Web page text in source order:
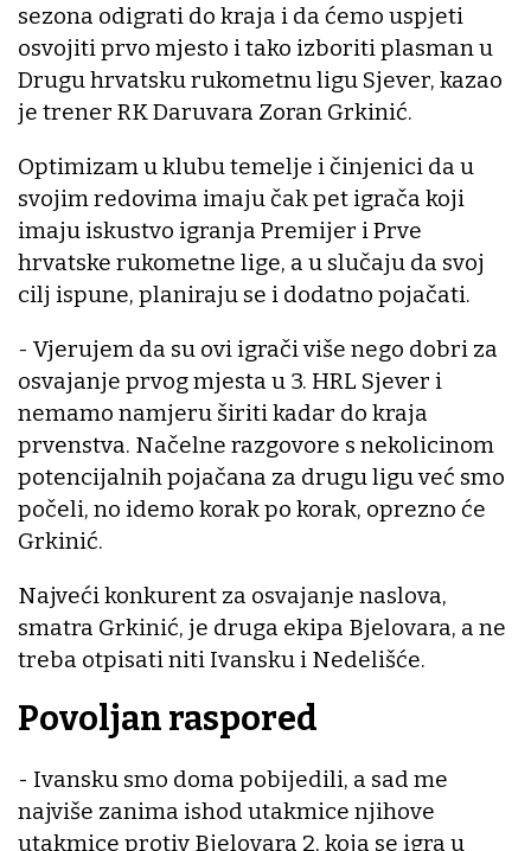
sezona odigrati do kraja i da ćemo uspjeti
osvojiti prvo mjesto i tako izboriti plasman u
Drugu hrvatsku rukometnu ligu Sjever, kazao
je trener RK Daruvara Zoran Grkinić.
Optimizam u klubu temelje i činjenici da u
svojim redovima imaju čak pet igrača koji
imaju iskustvo igranja Premijer i Prve
hrvatske rukometne lige, a u slučaju da svoj
cilj ispune, planiraju se i dodatno pojačati.
- Vjerujem da su ovi igrači više nego dobri za
osvajanje prvog mjesta u 3. HRL Sjever i
nemamo namjeru širiti kadar do kraja
prvenstva. Načelne razgovore s nekolicinom
potencijalnih pojačana za drugu ligu već smo
počeli, no idemo korak po korak, oprezno će
Grkinić.
Najveći konkurent za osvajanje naslova,
smatra Grkinić, je druga ekipa Bjelovara, a ne
treba otpisati niti Ivansku i Nedelišće.
Povoljan raspored
- Ivansku smo doma pobijedili, a sad me
najviše zanima ishod utakmice njihove
utakmice protiv Bjelovara 2, koja se igra u